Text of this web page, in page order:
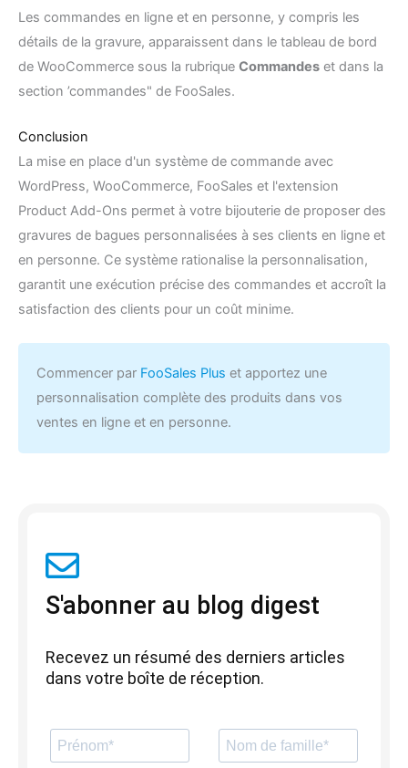
Les commandes en ligne et en personne, y compris les
détails de la gravure, apparaissent dans le tableau de bord
de WooCommerce sous la rubrique Commandes et dans la
section ’commandes" de FooSales.
Conclusion
La mise en place d'un système de commande avec
WordPress, WooCommerce, FooSales et l'extension
Product Add-Ons permet à votre bijouterie de proposer des
gravures de bagues personnalisées à ses clients en ligne et
en personne. Ce système rationalise la personnalisation,
garantit une exécution précise des commandes et accroît la
satisfaction des clients pour un coût minime.
Commencer par FooSales Plus et apportez une
personnalisation complète des produits dans vos
ventes en ligne et en personne.
S'abonner au blog digest
Recevez un résumé des derniers articles
dans votre boîte de réception.